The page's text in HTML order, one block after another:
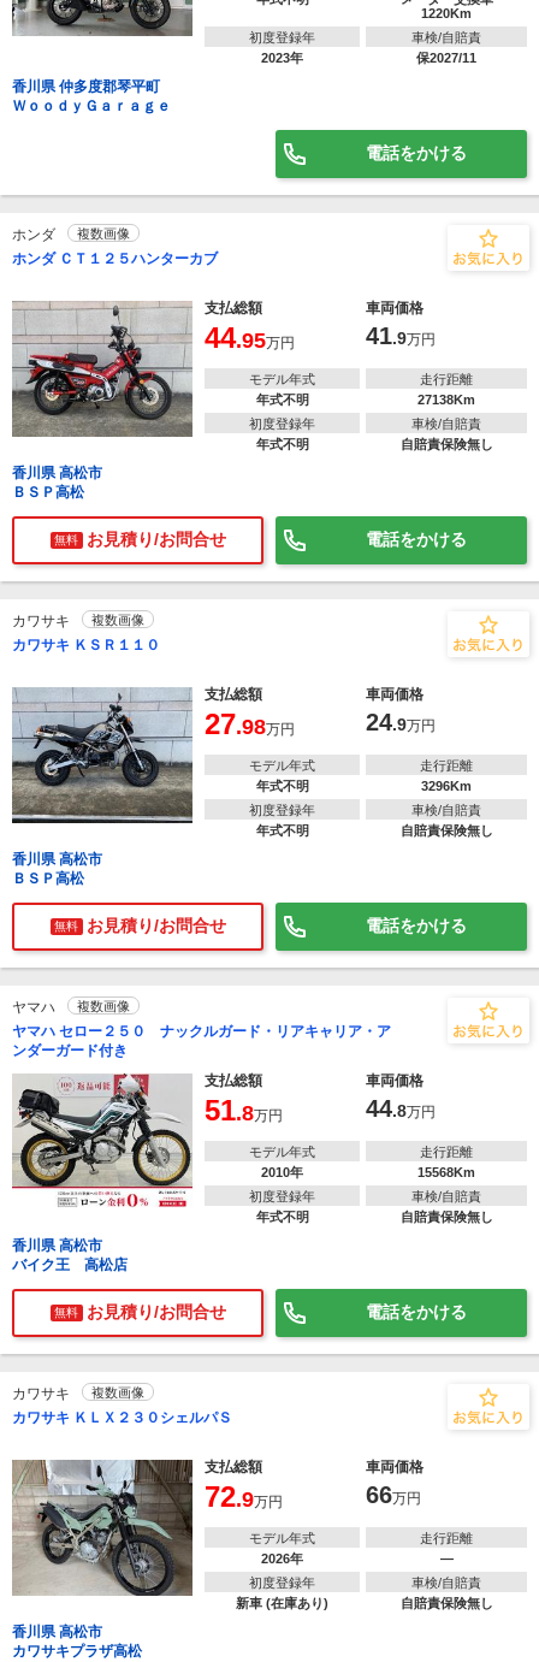
1220Km
初度登録年
2023年
車検/自賠責
保2027/11
香川県 仲多度郡琴平町
ＷｏｏｄｙＧａｒａｇｅ
電話をかける
ホンダ 複数画像
ホンダ ＣＴ１２５ハンターカブ
支払総額 車両価格
44.95万円 41.9万円
モデル年式
年式不明
走行距離
27138Km
初度登録年
年式不明
車検/自賠責
自賠責保険無し
香川県 高松市
ＢＳＰ高松
無料 お見積り/お問合せ 電話をかける
カワサキ 複数画像
カワサキ ＫＳＲ１１０
支払総額 車両価格
27.98万円 24.9万円
モデル年式
年式不明
走行距離
3296Km
初度登録年
年式不明
車検/自賠責
自賠責保険無し
香川県 高松市
ＢＳＰ高松
無料 お見積り/お問合せ 電話をかける
ヤマハ 複数画像
ヤマハ セロー２５０ ナックルガード・リアキャリア・ア
ンダーガード付き
支払総額
車両価格
51.8万円 44.8万円
モデル年式
2010年
走行距離
15568Km
初度登録年
年式不明
車検/自賠責
自賠責保険無し
香川県 高松市
バイク王 高松店
無料 お見積り/お問合せ 電話をかける
カワサキ 複数画像
カワサキ ＫＬＸ２３０シェルパＳ
支払総額 車両価格
72.9万円 66万円
モデル年式
2026年
走行距離
―
初度登録年
新車 (在庫あり)
車検/自賠責
自賠責保険無し
香川県 高松市
カワサキプラザ高松